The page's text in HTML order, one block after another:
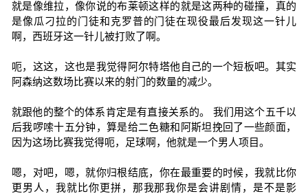
就是像维拉，像你说的布莱顿这样的就是这两种的碰撞，真的
是像瓜刁拉的门徒和克罗普的门徒在现役最后发现这一针儿
啊，西班牙这一针儿被打败了啊。
呃，这这，这也是我觉得阿尔特塔他自己的一个短板吧。其实
阿森纳这数场比赛以来的射门的数量的减少。
就跟他的整个的体系肯定是有直接关系的。 我们用这个五千以
后我啰嗦十五分钟，算是给二色糖和阿斯坦挽回了一些颜面，
因为这场比赛我觉得呃，足球啊，他就是一个男人项目。
嗯，对吧，嗯，就你归根结底，你在最重要的时候，我就比你
更男人，我就比你更拼，那我那我你是会讲剧情，是不是影